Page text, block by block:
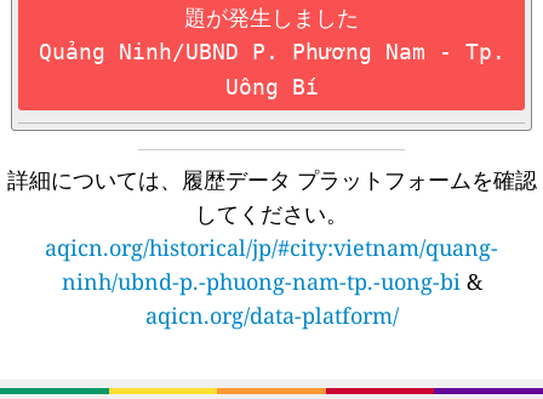
題が発生しました
Quảng Ninh/UBND P. Phương Nam - Tp.
Uông Bí
詳細については、履歴データ プラットフォームを確認
してください。
aqicn.org/historical/jp/#city:vietnam/quang-
ninh/ubnd-p.-phuong-nam-tp.-uong-bi&
aqicn.org/data-platform/